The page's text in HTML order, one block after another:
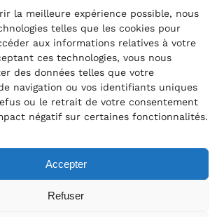
la meilleure expérience possible, nous
telles que les cookies pour
aux informations relatives à votre
ces technologies, vous nous
des données telles que votre
navigation ou vos identifiants uniques
ou le retrait de votre consentement
négatif sur certaines fonctionnalités.
Accepter
Refuser
CONTACT
Rechercher
Avec asblBE33 5230​ 8091​ 4546
de la Fédération Wallonie-Bruxelles
DE CONFIDENTIALITÉ